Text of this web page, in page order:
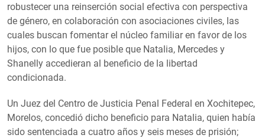
robustecer una reinserción social efectiva con perspectiva
de género, en colaboración con asociaciones civiles, las
cuales buscan fomentar el núcleo familiar en favor de los
hijos, con lo que fue posible que Natalia, Mercedes y
Shanelly accedieran al beneficio de la libertad
condicionada.
Un Juez del Centro de Justicia Penal Federal en Xochitepec,
Morelos, concedió dicho beneficio para Natalia, quien había
sido sentenciada a cuatro años y seis meses de prisión;